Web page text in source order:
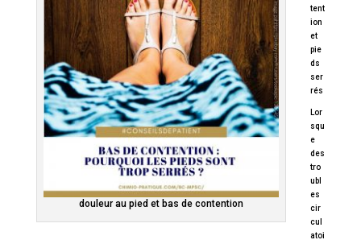
douleur au pied et bas de contention
tent
ion
et
pie
ds
ser
rés
Lor
squ
e
des
tro
ubl
es
cir
cul
atoi